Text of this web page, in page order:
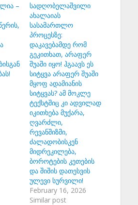
–
სადღობელაშვილი
ახალაიას
სასამართლო
პროცესზე:
დაკავებამდე რომ
გეკითხათ, არაფერ
შუაში იყო! ჰგაავს ეს
სიტყვა არაფერ შუაში
მყოფ ადამიანის
სიტყვას? ამ მოკლე
ტექსტშიც კი ადვილად
იკითხება მუქარა,
ღვარძლი,
რევანშიზმი,
ძალადობისკენ
მიდრეკილება,
ბოროტების კეთების
და შიშის დათესვის
ულევი სურვილი!
February 16, 2026
Similar post